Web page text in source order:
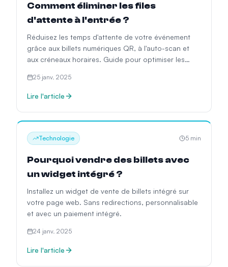
Comment éliminer les files
d'attente à l'entrée ?
Réduisez les temps d'attente de votre événement
grâce aux billets numériques QR, à l'auto-scan et
aux créneaux horaires. Guide pour optimiser les
25 janv. 2025
Lire l'article
Technologie 5 min
Pourquoi vendre des billets avec
un widget intégré ?
Installez un widget de vente de billets intégré sur
votre page web. Sans redirections, personnalisable
et avec un paiement intégré.
24 janv. 2025
Lire l'article